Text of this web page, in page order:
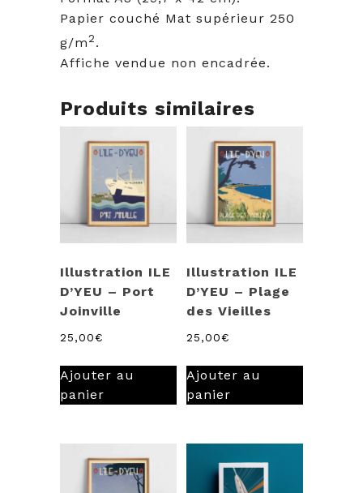
Papier couché Mat supérieur 250
g/m2 .
Affiche vendue non encadrée.
Produits similaires
Illustration ILE
D’YEU – Port
Joinville
25,00€
Ajouter au
panier
Illustration ILE
D’YEU – Plage
des Vieilles
25,00€
Ajouter au
panier